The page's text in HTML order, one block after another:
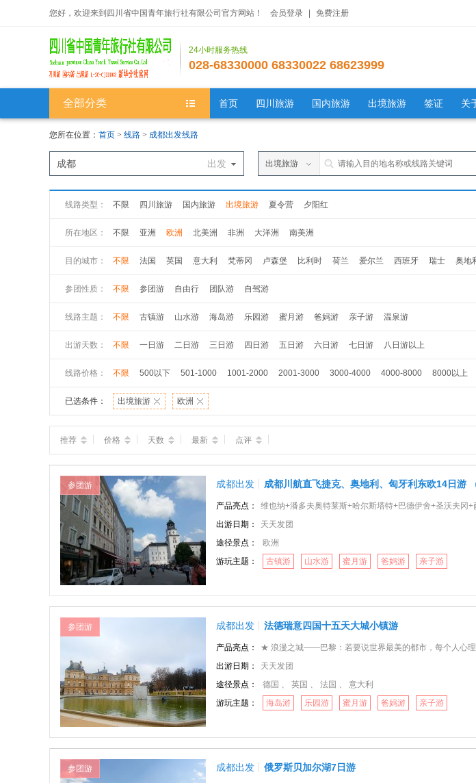
您好，欢迎来到四川省中国青年旅行社有限公司官方网站！ 会员登录 免费注册
24小时服务热线
028-68330000 68330022 68623999
全部分类 首页 四川旅游 国内旅游 出境旅游 签证 关
您所在位置： 首页 > 线路 > 成都出发线路
出发
成都 出境旅游
线路类型： 不限 四川旅游 国内旅游 出境旅游 夏令营 夕阳红
所在地区： 不限 亚洲 欧洲 北美洲 非洲 大洋洲 南美洲
目的城市： 不限 法国 英国 意大利 梵蒂冈 卢森堡 比利时 荷兰 爱尔兰 西班牙 瑞士 奥地
参团性质： 不限 参团游 自由行 团队游 自驾游
线路主题： 不限 古镇游 山水游 海岛游 乐园游 蜜月游 爸妈游 亲子游 温泉游
出游天数： 不限 一日游 二日游 三日游 四日游 五日游 六日游 七日游 八日游以上
线路价格： 不限 500以下 501-1000 1001-2000 2001-3000 3000-4000 4000-8000 8000以上
已选条件： 出境旅游 欧洲
推荐 价格 天数 最新 点评
参团游 成都出发 成都川航直飞捷克、奥地利、匈牙利东欧14日游
产品亮点：
维也纳+潘多夫奥特莱斯+哈尔斯塔特+巴德伊舍+圣沃夫冈+萨尔茨堡+布拉格+克鲁姆洛夫+卡罗
出游日期：
天天发团
途径景点：
欧洲
游玩主题：
古镇游 山水游 蜜月游 爸妈游 亲子游
参团游 成都出发 法德瑞意四国十五天大城小镇游
产品亮点：
★ 浪漫之城——巴黎：若要说世界最美的都市，每个人心理第一个想到的应该是巴黎；★ 时
出游日期：
天天发团
途径景点：
德国 、 英国 、 法国 、 意大利
游玩主题：
海岛游 乐园游 蜜月游 爸妈游 亲子游
参团游 成都出发 俄罗斯贝加尔湖7日游